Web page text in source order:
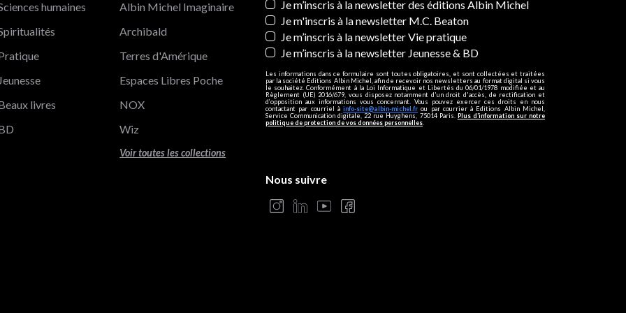
de confidentialité, en garantissant la conformité avec les réglementations. Personnalisez vos préférences pour
Newsletters
Je m’inscris à la newsletter des éditions Albin Michel
Je m'inscris à la newsletter M.C. Beaton
Je m’inscris à la newsletter Vie pratique
Je m’inscris à la newsletter Jeunesse & BD
Les informations dans ce formulaire sont toutes obligatoires, et sont collectées et traitées
par la société Editions Albin Michel, afin de recevoir nos newsletters au format digital si vous
le souhaitez. Conformément à la Loi Informatique et Libertés du 06/01/1978 modifiée et au
Règlement (UE) 2016/679, vous disposez notamment d'un droit d'accès, de rectification et
d’opposition aux informations vous concernant. Vous pouvez exercer ces droits en nous
contactant par courriel àinfo-site@albin-michel.fr ou par courrier à Editions Albin Michel,
Service Communication digitale, 22 rue Huyghens, 75014 Paris. Plus d’information sur notre
politique de protection de vos données personnelles
humaines
Jeunesse
livres
Albin Michel Imaginaire
Archibald
Terres d'Amérique
Espaces Libres Poche
NOX
Wiz
Voir toutes les collections
Nous suivre